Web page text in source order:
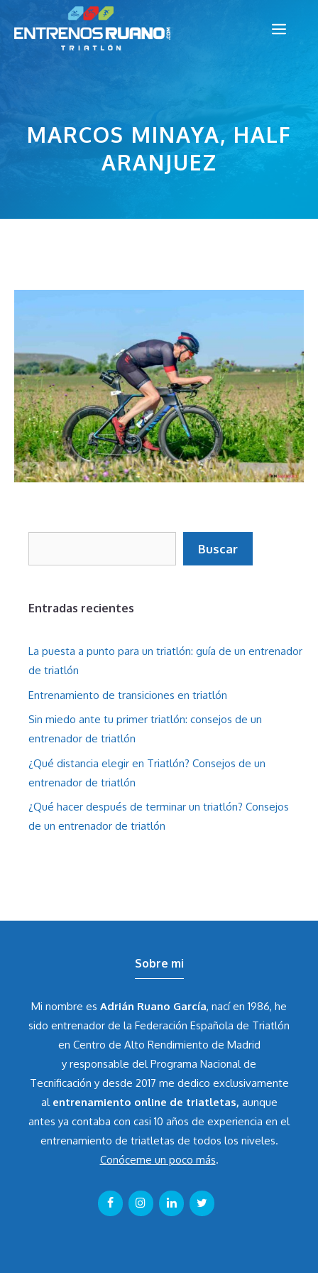
MARCOS MINAYA, HALF
ARANJUEZ
Buscar
Entradas recientes
La puesta a punto para un triatlón: guía de un entrenador
de triatlón
Entrenamiento de transiciones en triatlón
Sin miedo ante tu primer triatlón: consejos de un
entrenador de triatlón
¿Qué distancia elegir en Triatlón? Consejos de un
entrenador de triatlón
¿Qué hacer después de terminar un triatlón? Consejos
de un entrenador de triatlón
Sobre mi
Mi nombre es Adrián Ruano García, nací en 1986, he
sido entrenador de la Federación Española de Triatlón
en Centro de Alto Rendimiento de Madrid
y responsable del Programa Nacional de
Tecnificación y desde 2017 me dedico exclusivamente
al entrenamiento online de triatletas, aunque
antes ya contaba con casi 10 años de experiencia en el
entrenamiento de triatletas de todos los niveles.
Conóceme un poco más.